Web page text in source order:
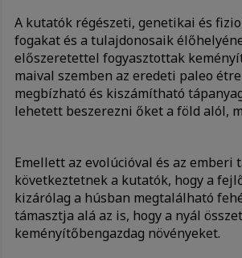
A kutatók régészeti, genetikai és
fogakat és a tulajdonosaik
előszeretettel fogyasztottak
maival szemben az eredeti paleo
megbízható és kiszámítható
lehetett beszerezni őket a föld alól,
Emellett az evolúcióval és az
következtetnek a kutatók, hogy a
kizárólag a húsban megtalálható
támasztja alá az is, hogy a nyál
keményítőbengazdag növényeket.